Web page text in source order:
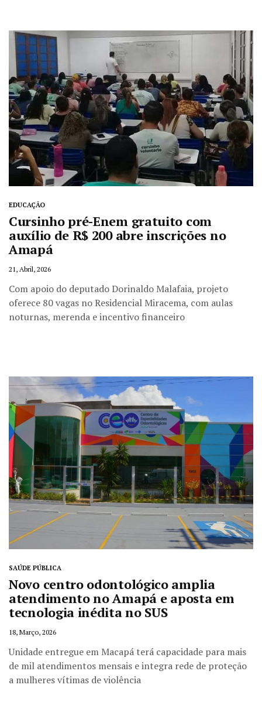
EDUCAÇÃO
Cursinho pré-Enem gratuito com
auxílio de R$ 200 abre inscrições no
Amapá
21, Abril, 2026
Com apoio do deputado Dorinaldo Malafaia, projeto
oferece 80 vagas no Residencial Miracema, com aulas
noturnas, merenda e incentivo financeiro
SAÚDE PÚBLICA
Novo centro odontológico amplia
atendimento no Amapá e aposta em
tecnologia inédita no SUS
18, Março, 2026
Unidade entregue em Macapá terá capacidade para mais
de mil atendimentos mensais e integra rede de proteção
a mulheres vítimas de violência